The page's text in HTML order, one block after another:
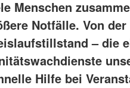
Menschen
Notfälle. Von
– die
Hilfe bei